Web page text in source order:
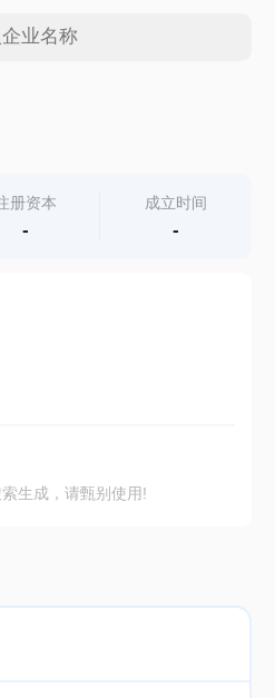
册资本
-
成立时间
-
生成，请甄别使用!